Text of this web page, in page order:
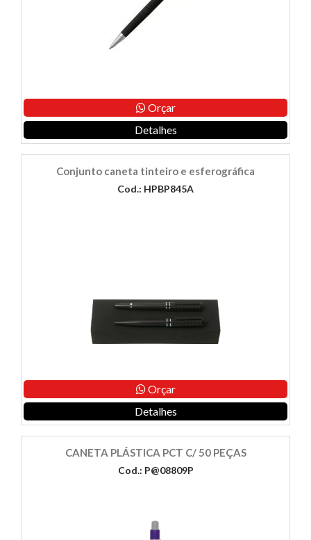
Orçar
Detalhes
Conjunto caneta tinteiro e esferográfica
Cod.: HPBP845A
Orçar
Detalhes
CANETA PLÁSTICA PCT C/ 50 PEÇAS
Cod.: P@08809P